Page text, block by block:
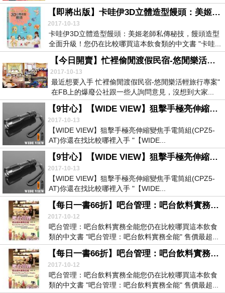
【即將出版】卡哇伊3D立體造型饅頭：美姬老師私傳秘技，饅頭造型全面升級！
2017-10-13
卡哇伊3D立體造型饅頭：美姬老師私傳秘技，饅頭造型
全面升級！您仍在比較哪買這本飲食類的中文書 "卡哇...
【今日開賣】忙裡偷閒渡假民宿-悠閒樂活輕旅行專案-☆近期銷售最快☆
2017-10-13
最近想要入手 忙裡偷閒渡假民宿-悠閒樂活輕旅行專案"
在FB上的爆廢公社跟一些人詢問意見，沒想到大家...
【9甘心】【WIDE VIEW】狙擊手極亮伸縮變焦手電筒組(CPZ5-AT)
2017-10-13
【WIDE VIEW】狙擊手極亮伸縮變焦手電筒組(CPZ5-
AT)你還在找比較哪裡入手 "【WIDE...
【9甘心】【WIDE VIEW】狙擊手極亮伸縮變焦手電筒組(CPZ5-AT)
2017-10-13
【WIDE VIEW】狙擊手極亮伸縮變焦手電筒組(CPZ5-
AT)你還在找比較哪裡入手 "【WIDE...
【每日一書66折】吧台管理：吧台飲料實務全能@E@@E@
2017-10-12
吧台管理：吧台飲料實務全能您仍在比較哪買這本飲食
類的中文書 "吧台管理：吧台飲料實務全能" 售價最超...
【每日一書66折】吧台管理：吧台飲料實務全能
2017-10-12
吧台管理：吧台飲料實務全能您仍在比較哪買這本飲食
類的中文書 "吧台管理：吧台飲料實務全能" 售價最超...